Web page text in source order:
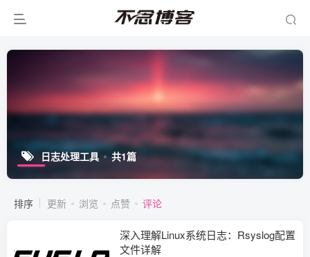
日志处理工具 共1篇
排序 更新 浏览 点赞 评论
深入理解Linux系统日志：Rsyslog配置
文件详解